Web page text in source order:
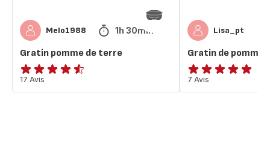
Melo1988 1h 30min
Gratin pomme de terre
ratings.4.5
17 Avis
Lisa_pt
Gratin de
ratings.4.9
7 Avis